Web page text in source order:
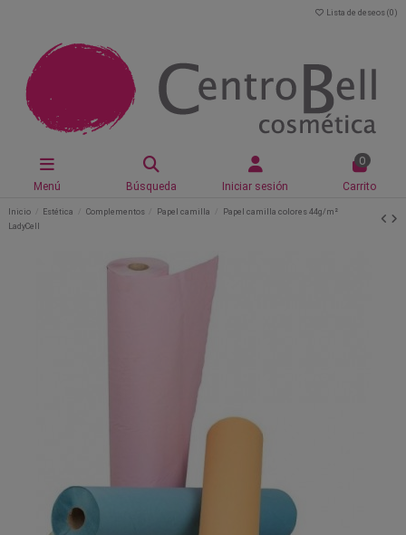
Lista de deseos (0 )
Menú Búsqueda Iniciar sesión
0
Carrito
Inicio Estética Complementos Papel camilla
Papel camilla colores 44g/m²
LadyCell